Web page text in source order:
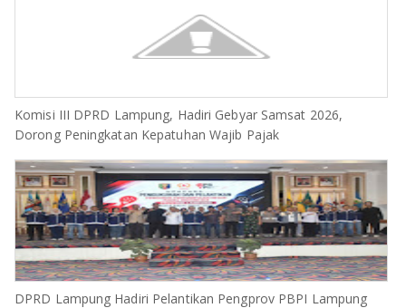
Komisi III DPRD Lampung, Hadiri Gebyar Samsat 2026,
Dorong Peningkatan Kepatuhan Wajib Pajak
DPRD Lampung Hadiri Pelantikan Pengprov PBPI Lampung